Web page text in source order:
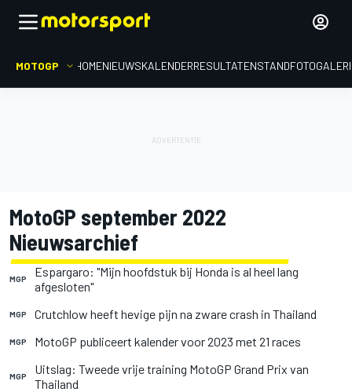
MOTOGP HOMENIEUWSKALENDERRESULTATENSTAND
MotoGP september 2022
Nieuwsarchief
MGP
Espargaro: "Mijn hoofdstuk bij Honda is al heel lang
afgesloten"
MGP Crutchlow heeft hevige pijn na zware crash in Thailand
MGP MotoGP publiceert kalender voor 2023 met 21 races
MGP
Uitslag: Tweede vrije training MotoGP Grand Prix van
Thailand